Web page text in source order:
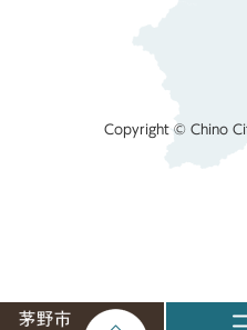
Copyright © Chino